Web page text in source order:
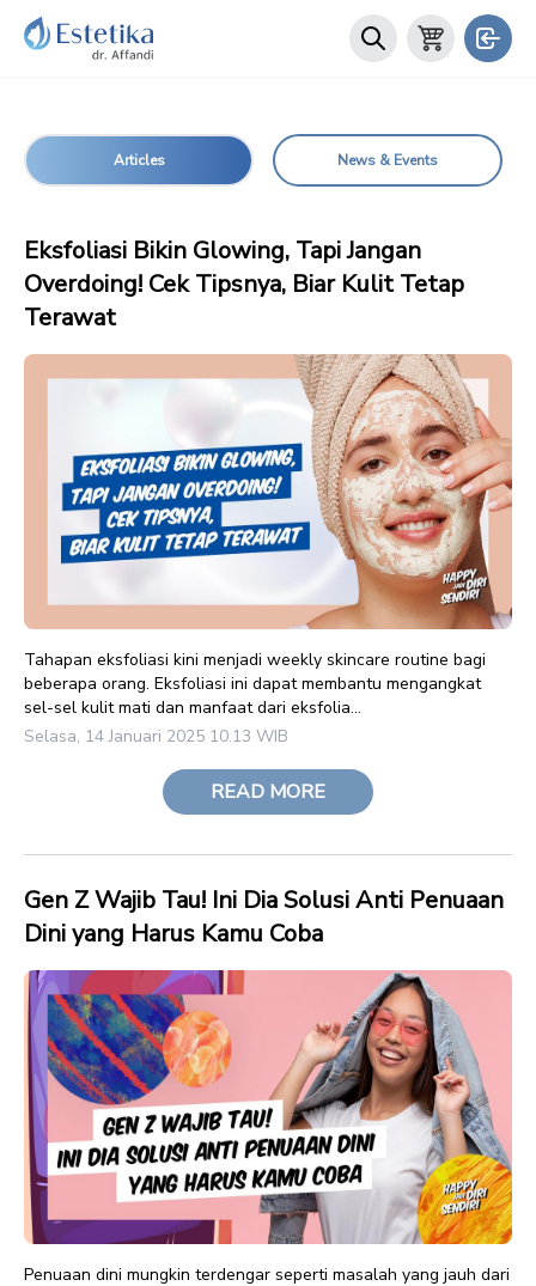
Articles News & Events
Eksfoliasi Bikin Glowing, Tapi Jangan
Overdoing! Cek Tipsnya, Biar Kulit Tetap
Terawat
Tahapan eksfoliasi kini menjadi weekly skincare routine bagi
beberapa orang. Eksfoliasi ini dapat membantu mengangkat
sel-sel kulit mati dan manfaat dari eksfolia...
Selasa, 14 Januari 2025 10.13 WIB
READ MORE
Gen Z Wajib Tau! Ini Dia Solusi Anti Penuaan
Dini yang Harus Kamu Coba
Penuaan dini mungkin terdengar seperti masalah yang jauh dari